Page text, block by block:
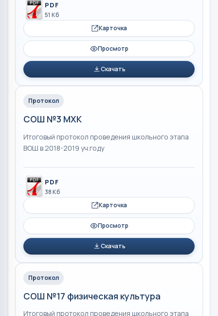
PDF
51 Кб
Карточка
Просмотр
Скачать
Протокол
СОШ №3 МХК
Итоговый протокол проведения школьного этапа
ВОШ в 2018-2019 уч.году
PDF
38 Кб
Карточка
Просмотр
Скачать
Протокол
СОШ №17 физическая культура
Итоговый протокол проведения школьного этапа